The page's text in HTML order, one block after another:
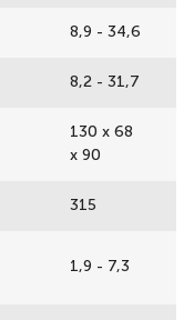
8,9 - 34,6
8,2 - 31,7
130 x 68
x 90
315
1,9 - 7,3